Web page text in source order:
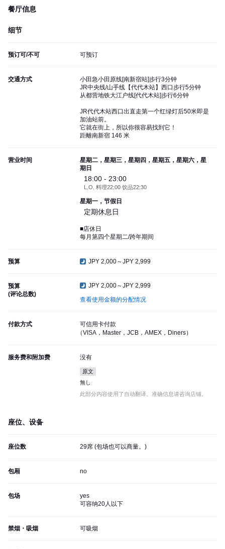
餐厅信息
细节
预订可/不可 可预订
交通方式
小田急小田原线[南新宿站]步行3分钟
JR中央线/山手线【代代木站】西口步行5分钟
从都营地铁大江户线[代代木站]步行6分钟
JR代代木站西口出直走第一个红绿灯后50米即是
加油站前。
它就在街上，所以你很容易找到它！
距離南新宿 146 米
营业时间
星期二，星期三，星期四，星期五，星期六，星
期日
18:00 - 23:00
L.O. 料理22:00 饮品22:30
星期一，节假日
定期休息日
■店休日
每月第四个星期二/跨年期间
预算 JPY 2,000～JPY 2,999
预算
(评论总数)
JPY 2,000～JPY 2,999
查看使用金额的分配情况
付款方式
可信用卡付款
（VISA，Master，JCB，AMEX，Diners）
服务费和附加费 没有
原文
無し
此部分内容使用了自动翻译。准确信息请咨询店铺。
座位、设备
座位数 29席 (包场也可以商量。)
包厢 no
包场
yes
可容纳20人以下
禁烟・吸烟 可吸烟